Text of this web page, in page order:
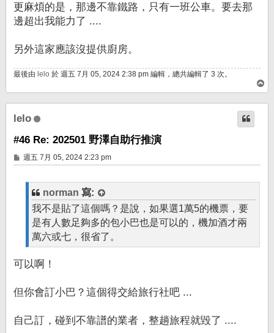
更麻煩的是，那邊不靠鐵路，只有一班公車。要去那
邊超出我能力了 ....
另外這家應該沒提供廚房。
最後由 lelo 於 週五 7月 05, 2024 2:38 pm 編輯，總共編輯了 3 次。
頂
端
lelo
#46 Re: 202501 野澤自助行推演
文
章
週五 7月 05, 2024 2:23 pm
norman 寫:
我不是貼了這個嗎？是說，如果選1萬5的機票，要
是有人數足夠多的包小巴也是可以的，機加酒才兩
萬六或七，很省了。
可以啊！
但你會訂小巴？這個得交給旅行社吧 ...
自己訂，碰到不靠譜的業者，整趟旅程就毀了 ....